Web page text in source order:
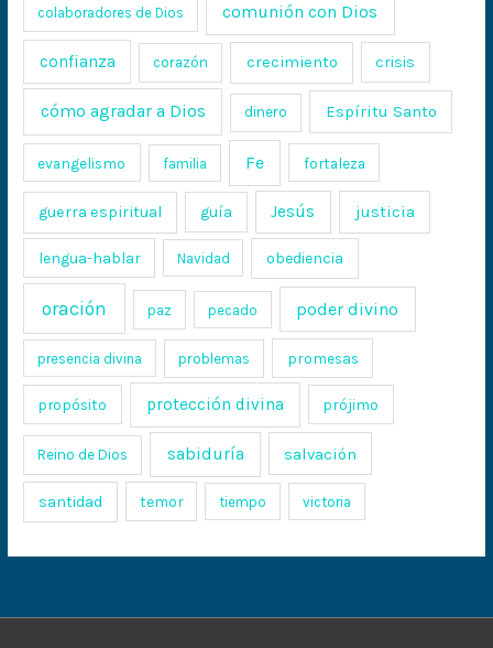
colaboradores de Dios comunión con Dios
confianza corazón crecimiento crisis
cómo agradar a Dios dinero Espíritu Santo
evangelismo familia Fe fortaleza
guerra espiritual guía Jesús justicia
lengua-hablar Navidad obediencia
oración paz pecado poder divino
presencia divina problemas promesas
propósito protección divina prójimo
Reino de Dios sabiduría salvación
santidad temor tiempo victoria